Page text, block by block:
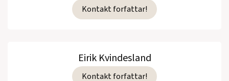
Kontakt forfattar!
Eirik Kvindesland
Kontakt forfattar!